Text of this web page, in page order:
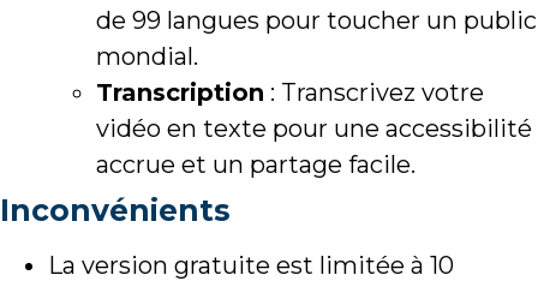
de 99 langues pour toucher un public
mondial.
Transcription : Transcrivez votre
vidéo en texte pour une accessibilité
accrue et un partage facile.
Inconvénients
La version gratuite est limitée à 10